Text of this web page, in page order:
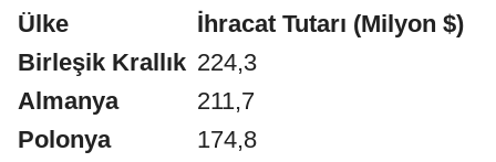
Ülke
İhracat Tutarı (Milyon $)
Birleşik Krallık 224,3
Almanya
211,7
Polonya
174,8